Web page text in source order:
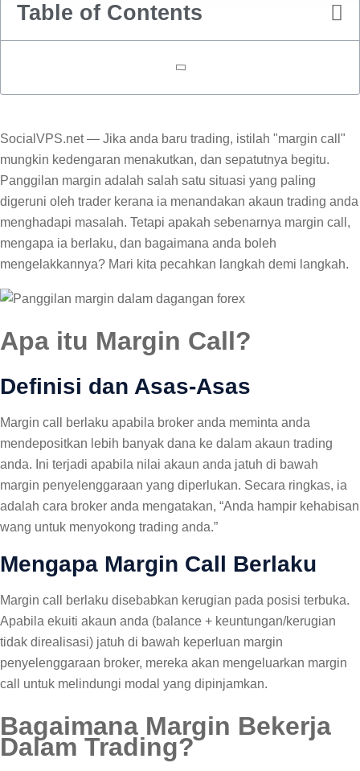
Table of Contents
SocialVPS.net — Jika anda baru trading, istilah "margin call"
mungkin kedengaran menakutkan, dan sepatutnya begitu.
Panggilan margin adalah salah satu situasi yang paling
digeruni oleh trader kerana ia menandakan akaun trading anda
menghadapi masalah. Tetapi apakah sebenarnya margin call,
mengapa ia berlaku, dan bagaimana anda boleh
mengelakkannya? Mari kita pecahkan langkah demi langkah.
Apa itu Margin Call?
Definisi dan Asas-Asas
Margin call berlaku apabila broker anda meminta anda
mendepositkan lebih banyak dana ke dalam akaun trading
anda. Ini terjadi apabila nilai akaun anda jatuh di bawah
margin penyelenggaraan yang diperlukan. Secara ringkas, ia
adalah cara broker anda mengatakan, “Anda hampir kehabisan
wang untuk menyokong trading anda.”
Mengapa Margin Call Berlaku
Margin call berlaku disebabkan kerugian pada posisi terbuka.
Apabila ekuiti akaun anda (balance + keuntungan/kerugian
tidak direalisasi) jatuh di bawah keperluan margin
penyelenggaraan broker, mereka akan mengeluarkan margin
call untuk melindungi modal yang dipinjamkan.
Bagaimana Margin Bekerja
Dalam Trading?